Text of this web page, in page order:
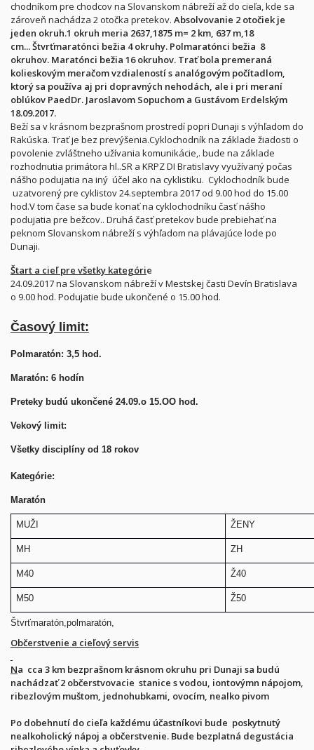
chodníkom pre chodcov na Slovanskom nábreží až do cieľa, kde sa
zároveň nachádza 2 otočka pretekov. Absolvovanie 2 otočiek je
jeden okruh.1 okruh meria 2637,1875 m= 2 km, 637 m,18
cm... Štvrťmaratónci bežia 4 okruhy. Polmaratónci bežia 8
okruhov. Maratónci bežia 16 okruhov. Trať bola premeraná
kolieskovým meračom vzdialeností s analógovým počítadlom,
ktorý sa používa aj pri dopravných nehodách, ale i pri meraní
oblúkov PaedDr. Jaroslavom Sopuchom a Gustávom Erdelským
18.09.2017.
Beží sa v krásnom bezprašnom prostredí popri Dunaji s výhľadom do
Rakúska. Trať je bez prevýšenia.Cyklochodník na základe žiadosti o
povolenie zvláštneho užívania komunikácie,. bude na základe
rozhodnutia primátora hl..SR a KRPZ DI Bratislavy využívaný počas
nášho podujatia na iný účel ako na cyklistiku. Cyklochodník bude
uzatvorený pre cyklistov 24.septembra 2017 od 9.00 hod do 15.00
hod.V tom čase sa bude konať na cyklochodníku časť nášho
podujatia pre bežcov.. Druhá časť pretekov bude prebiehať na
peknom Slovanskom nábreží s výhľadom na plávajúce lode po
Dunaji.
Štart a cieľ pre všetky kategórie
24.09.2017 na Slovanskom nábreží v Mestskej časti Devín Bratislava
o 9.00 hod. Podujatie bude ukončené o 15.00 hod.
Časový limit:
Polmaratón: 3,5 hod.
Maratón: 6 hodín
Preteky budú ukončené 24.09.o 15.OO hod.
Vekový limit:
Všetky disciplíny od 18 rokov
Kategórie:
Maratón
MUŽI ŽENY
MH ZH
M40 Ž40
M50 Ž50
Štvrťmaratón,polmaratón,
Občerstvenie a cieľový servis
Na cca 3 km bezprašnom krásnom okruhu pri Dunaji sa budú
nachádzať 2 občerstvovacie stanice s vodou, iontovýmn nápojom,
ribezlovým muštom, jednohubkami, ovocím, nealko pivom
Po dobehnutí do cieľa každému účastníkovi bude poskytnutý
nealkoholický nápoj a občerstvenie. Bude bezplatná degustácia